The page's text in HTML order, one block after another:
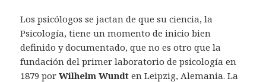
Los psicólogos se jactan de que su ciencia, la
Psicología, tiene un momento de inicio bien
definido y documentado, que no es otro que la
fundación del primer laboratorio de psicología en
1879 porWilhelm Wundt en Leipzig, Alemania. La